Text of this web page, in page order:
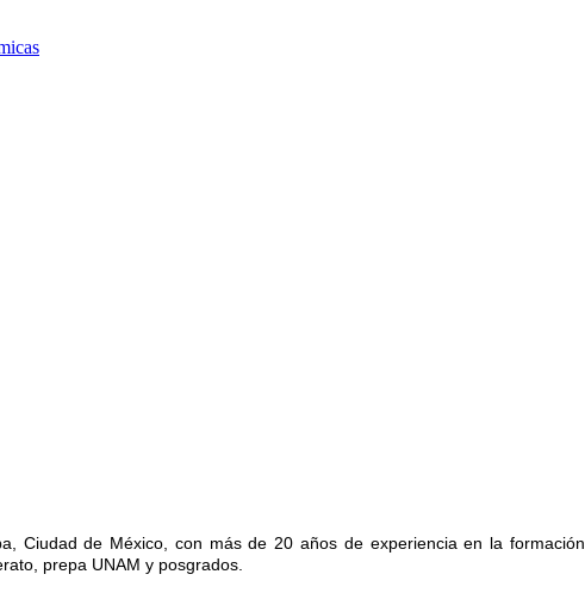
Ciudad de México, con más de 20 años de experiencia en la formación
prepa UNAM y posgrados.